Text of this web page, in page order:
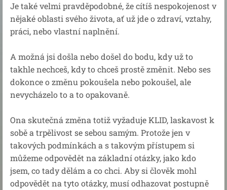
Je také velmi pravděpodobné, že cítíš nespokojenost v
nějaké oblasti svého života, ať už jde o zdraví, vztahy,
práci, nebo vlastní naplnění.
A možná jsi došla nebo došel do bodu, kdy už to
takhle nechceš, kdy to chceš prostě změnit. Nebo ses
dokonce o změnu pokoušela nebo pokoušel, ale
nevycházelo to a to opakovaně.
Ona skutečná změna totiž vyžaduje KLID, laskavost k
sobě a trpělivost se sebou samým. Protože jen v
takových podmínkách a s takovým přístupem si
můžeme odpovědět na základní otázky, jako kdo
jsem, co tady dělám a co chci. Aby si člověk mohl
odpovědět na tyto otázky, musí odhazovat postupně